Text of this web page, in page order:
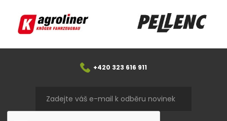
Agroliner Pellenc
+420 323 616 911